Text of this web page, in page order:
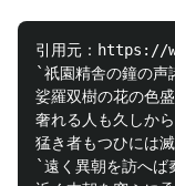
引用元：https://
`祇園精舎の鐘の声
娑羅双樹の花の色
奢れる人も久しか
猛き者もつひには
`遠く異朝を訪へば